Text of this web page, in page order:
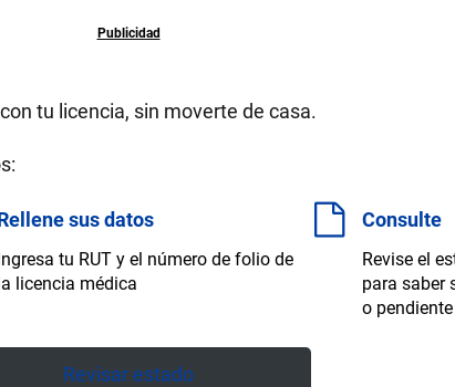
tu licencia, sin moverte de casa.
sus datos
tu RUT y el número de folio de
licencia médica
Consulte
Revise el
para saber
o pendiente
Revisar estado